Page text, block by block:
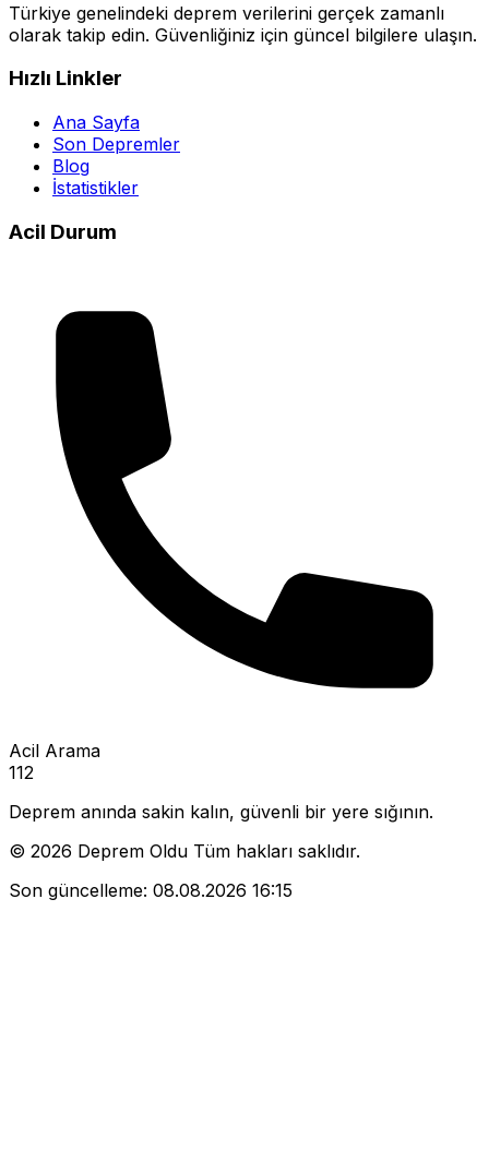
Türkiye genelindeki deprem verilerini gerçek zamanlı
olarak takip edin. Güvenliğiniz için güncel bilgilere ulaşın.
Hızlı Linkler
Ana Sayfa
Son Depremler
Blog
İstatistikler
Acil Durum
Acil Arama
112
Deprem anında sakin kalın, güvenli bir yere sığının.
© 2026 Deprem Oldu Tüm hakları saklıdır.
Son güncelleme: 08.08.2026 16:15